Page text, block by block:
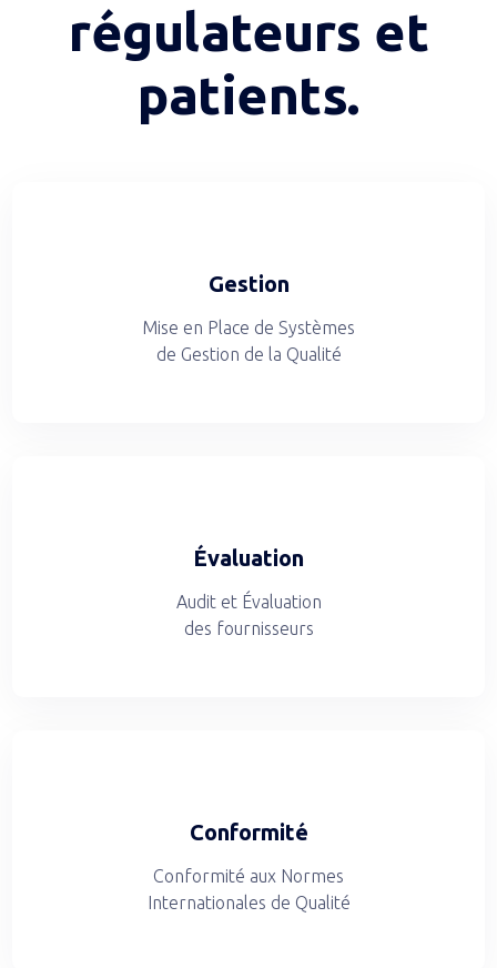
régulateurs et
patients.
Gestion
Mise en Place de Systèmes
de Gestion de la Qualité
Évaluation
Audit et Évaluation
des fournisseurs
Conformité
Conformité aux Normes
Internationales de Qualité